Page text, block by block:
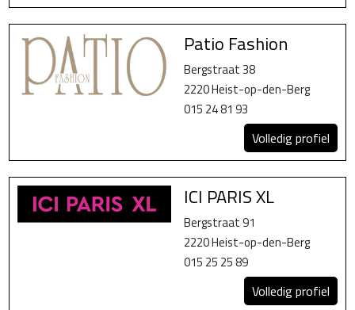
Patio Fashion
Bergstraat 38
2220 Heist-op-den-Berg
015 24 81 93
Volledig profiel
ICI PARIS XL
Bergstraat 91
2220 Heist-op-den-Berg
015 25 25 89
Volledig profiel